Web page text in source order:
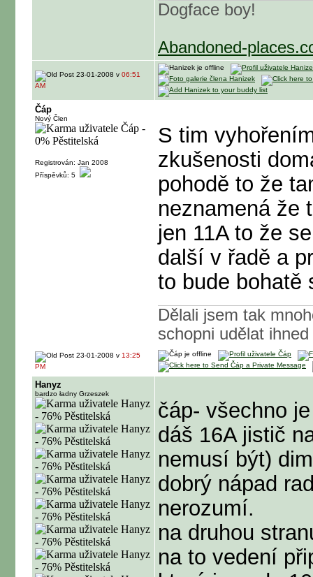
Dogface boy!
Abandoned-
23-01-2008 v 06:51
AM
Čáp
Nový Člen
Registrován: Jan 2008
Příspěvků: 5
S tim
zkušenosti
pohodě to že
neznamená že
jen 11A to že
další v řadě a
to bude bohatě
Dělali jsem tak
schopni udělat
23-01-2008 v 13:25
PM
Hanyz
bardzo ładny Grzeszek
čáp- všechno
dáš 16A jistič
nemusí být)
dobrý nápad
nerozumí.
na druhou
na to vedení